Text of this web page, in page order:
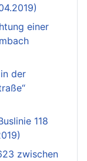
einer
der
118
zwischen